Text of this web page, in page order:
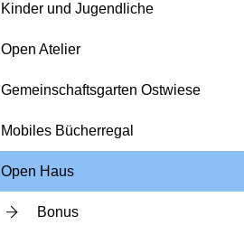
Kinder und Jugendliche
Open Atelier
Gemeinschaftsgarten Ostwiese
Mobiles Bücherregal
Open Haus
Bonus